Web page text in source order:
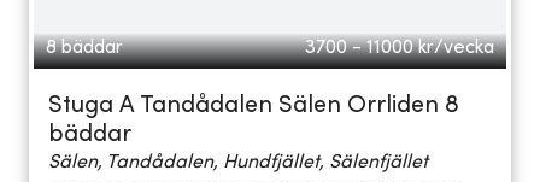
8 bäddar 3700 - 11000 kr/vecka
Stuga A Tandådalen Sälen Orrliden 8
bäddar
Sälen, Tandådalen, Hundfjället, Sälenfjället